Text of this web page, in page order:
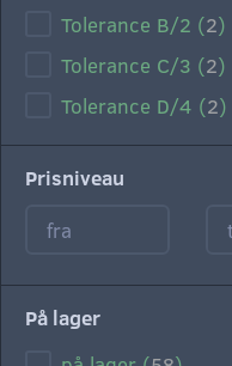
Tolerance B/2 (2)
Tolerance C/3 (2)
Tolerance D/4 (2)
Prisniveau
På lager